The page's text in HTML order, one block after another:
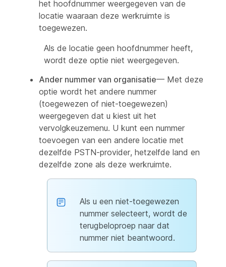
het hoofdnummer weergegeven van de
locatie waaraan deze werkruimte is
toegewezen.
Als de locatie geen hoofdnummer heeft,
wordt deze optie niet weergegeven.
Ander nummer van organisatie— Met deze
optie wordt het andere nummer
(toegewezen of niet-toegewezen)
weergegeven dat u kiest uit het
vervolgkeuzemenu. U kunt een nummer
toevoegen van een andere locatie met
dezelfde PSTN-provider, hetzelfde land en
dezelfde zone als deze werkruimte.
Als u een niet-toegewezen
nummer selecteert, wordt de
terugbeloproep naar dat
nummer niet beantwoord.